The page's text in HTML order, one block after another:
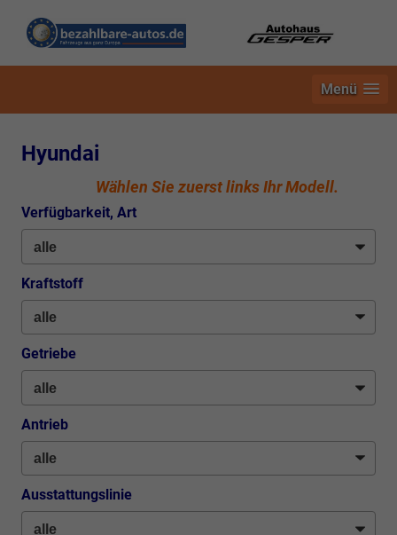
Menü
Hyundai
Wählen Sie zuerst links Ihr Modell.
Verfügbarkeit, Art
Kraftstoff
Getriebe
Antrieb
Ausstattungslinie